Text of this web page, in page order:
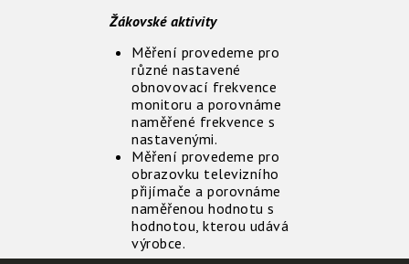
Žákovské aktivity
Měření provedeme pro
různé nastavené
obnovovací frekvence
monitoru a porovnáme
naměřené frekvence s
nastavenými.
Měření provedeme pro
obrazovku televizního
přijímače a porovnáme
naměřenou hodnotu s
hodnotou, kterou udává
výrobce.